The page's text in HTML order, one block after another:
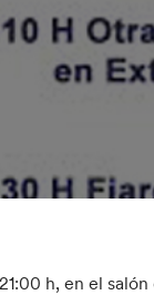
h, en el